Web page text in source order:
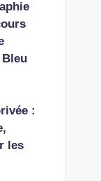
Bleu
:
les